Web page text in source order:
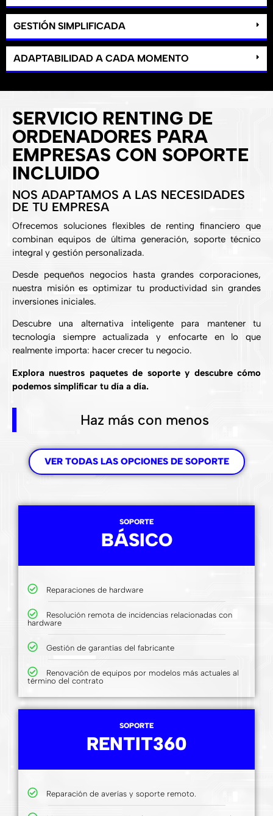
GESTIÓN SIMPLIFICADA
ADAPTABILIDAD A CADA MOMENTO
SOPORTE
BÁSICO
Reparaciones de hardware
Resolución remota de incidencias relacionadas con
hardware
Gestión de garantías del fabricante
Renovación de equipos por modelos más actuales al
término del contrato
SOPORTE
RENTIT360
Reparación de averías y soporte remoto.
SERVICIO RENTING DE
ORDENADORES PARA
EMPRESAS CON SOPORTE
INCLUIDO
NOS ADAPTAMOS A LAS NECESIDADES
DE TU EMPRESA
Ofrecemos soluciones flexibles de renting financiero que
combinan equipos de última generación, soporte técnico
integral y gestión personalizada.
Desde pequeños negocios hasta grandes corporaciones,
nuestra misión es optimizar tu productividad sin grandes
inversiones iniciales.
Descubre una alternativa inteligente para mantener tu
tecnología siempre actualizada y enfocarte en lo que
realmente importa: hacer crecer tu negocio.
Explora nuestros paquetes de soporte y descubre cómo
podemos simplificar tu día a día.
Haz más con menos
VER TODAS LAS OPCIONES DE SOPORTE